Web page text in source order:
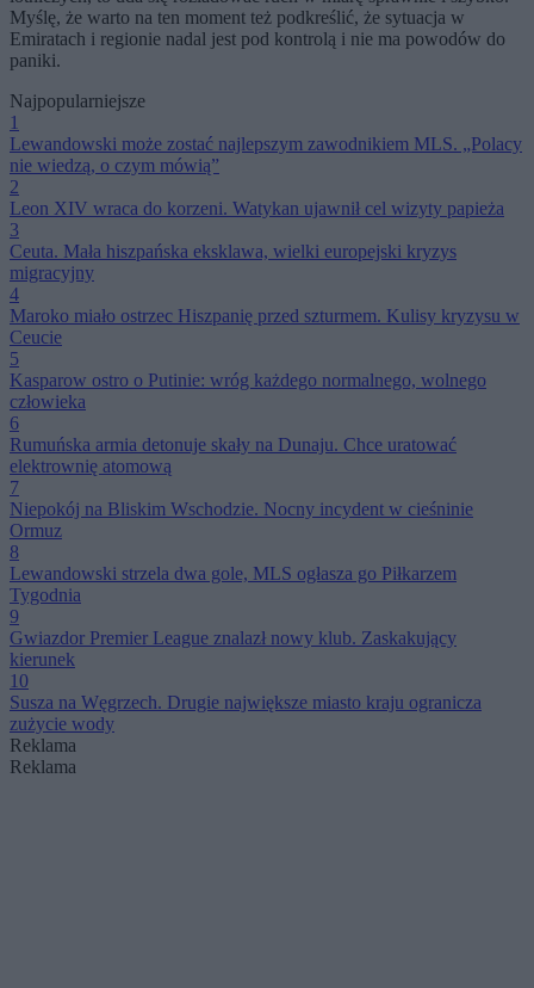
Myślę, że warto na ten moment też podkreślić, że sytuacja w
Emiratach i regionie nadal jest pod kontrolą i nie ma powodów do
paniki.
Najpopularniejsze
1
Lewandowski może zostać najlepszym zawodnikiem MLS. „Polacy
nie wiedzą, o czym mówią”
2
Leon XIV wraca do korzeni. Watykan ujawnił cel wizyty papieża
3
Ceuta. Mała hiszpańska eksklawa, wielki europejski kryzys
migracyjny
4
Maroko miało ostrzec Hiszpanię przed szturmem. Kulisy kryzysu w
Ceucie
5
Kasparow ostro o Putinie: wróg każdego normalnego, wolnego
człowieka
6
Rumuńska armia detonuje skały na Dunaju. Chce uratować
elektrownię atomową
7
Niepokój na Bliskim Wschodzie. Nocny incydent w cieśninie
Ormuz
8
Lewandowski strzela dwa gole, MLS ogłasza go Piłkarzem
Tygodnia
9
Gwiazdor Premier League znalazł nowy klub. Zaskakujący
kierunek
10
Susza na Węgrzech. Drugie największe miasto kraju ogranicza
zużycie wody
Reklama
Reklama